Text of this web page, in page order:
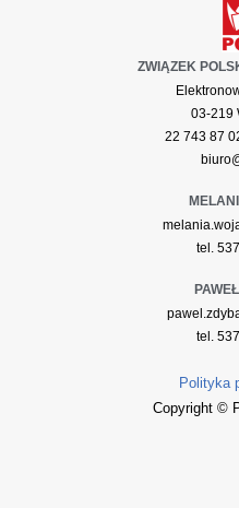
ZWIĄZEK
03-219
22 743 87
tel.
tel.
Polityka
Copyright ©